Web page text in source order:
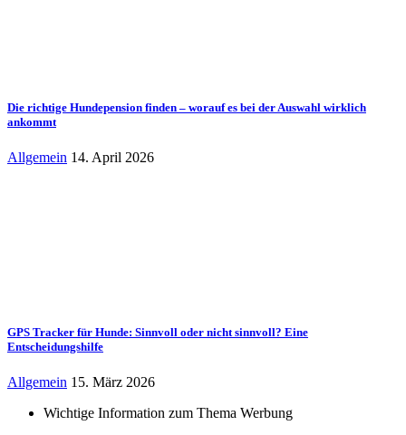
Die richtige Hundepension finden – worauf es bei der Auswahl wirklich
ankommt
Allgemein 14. April 2026
GPS Tracker für Hunde: Sinnvoll oder nicht sinnvoll? Eine
Entscheidungshilfe
Allgemein 15. März 2026
Wichtige Information zum Thema Werbung